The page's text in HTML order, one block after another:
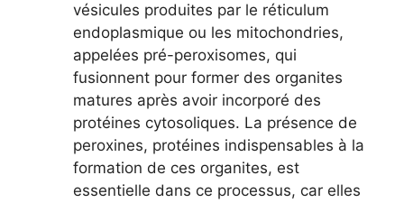
vésicules produites par le réticulum
endoplasmique ou les mitochondries,
appelées pré-peroxisomes, qui
fusionnent pour former des organites
matures après avoir incorporé des
protéines cytosoliques. La présence de
peroxines, protéines indispensables à la
formation de ces organites, est
essentielle dans ce processus, car elles